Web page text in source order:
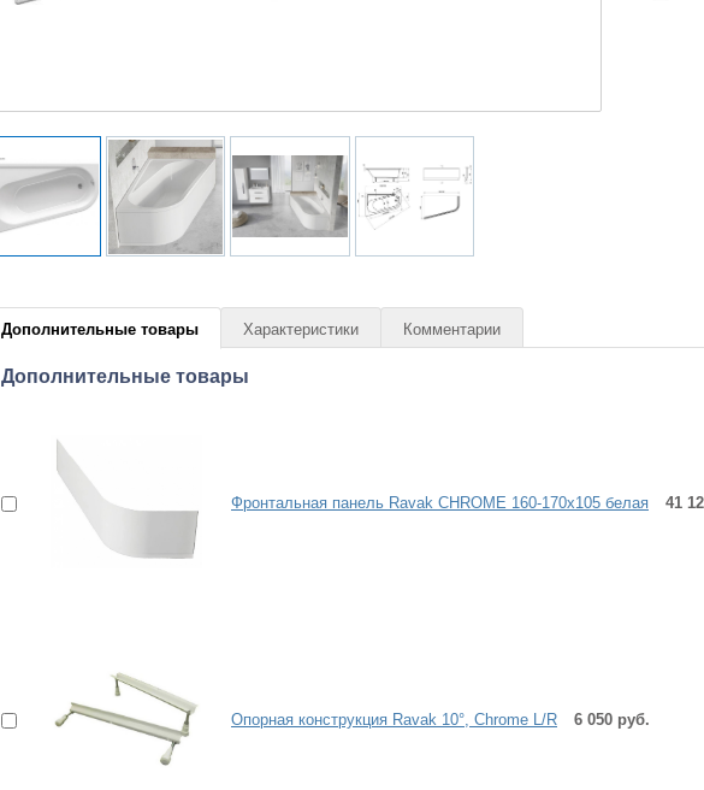
Дополнительные товары Характеристики Комментарии
Дополнительные товары
Фронтальная панель Ravak CHROME 160-170x105 белая 41
Опоpная констpукция Ravak 10°, Chrome L/R 6 050 руб.